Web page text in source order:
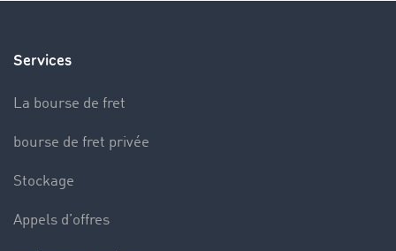
Services
La bourse de fret
bourse de fret privée
Stockage
Appels d’offres